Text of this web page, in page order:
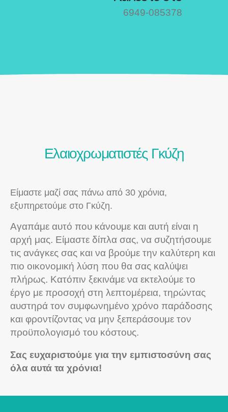
6949-085378
Ελαιοχρωματιστές Γκύζη
Είμαστε μαζί σας πάνω από 30 χρόνια,
εξυπηρετούμε στο Γκύζη.
Αγαπάμε αυτό που κάνουμε και αυτή είναι η
αρχή μας. Είμαστε δίπλα σας, να συζητήσουμε
τις ανάγκες σας και να βρούμε την καλύτερη και
πιο οικονομική λύση που θα σας καλύψει
πλήρως. Κατόπιν ξεκινάμε να εκτελούμε το
έργο με προσοχή στη λεπτομέρεια, τηρώντας
αυστηρά τον συμφωνημένο χρόνο παράδοσης
και φροντίζοντας να μην ξεπεράσουμε τον
προϋπολογισμό του κόστους.
Σας ευχαριστούμε για την εμπιστοσύνη σας
όλα αυτά τα χρόνια!